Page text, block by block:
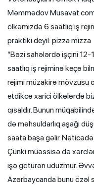
Məmmədov
ölkəmizdə 6 saatlıq iş
praktiki deyil: pizza mizza
“Bəzi sahələrdə işçini
saatlıq iş rejiminə keçə
rejimi müzakirə mövzusu
etdikcə xarici ölkələrdə
qısaldır. Bunun
də məhsuldarlıq aşağı
saata başa gəlir.
Çünki müəssisə də
işə götürən uduzmur.
Azərbaycanda bunu özəl